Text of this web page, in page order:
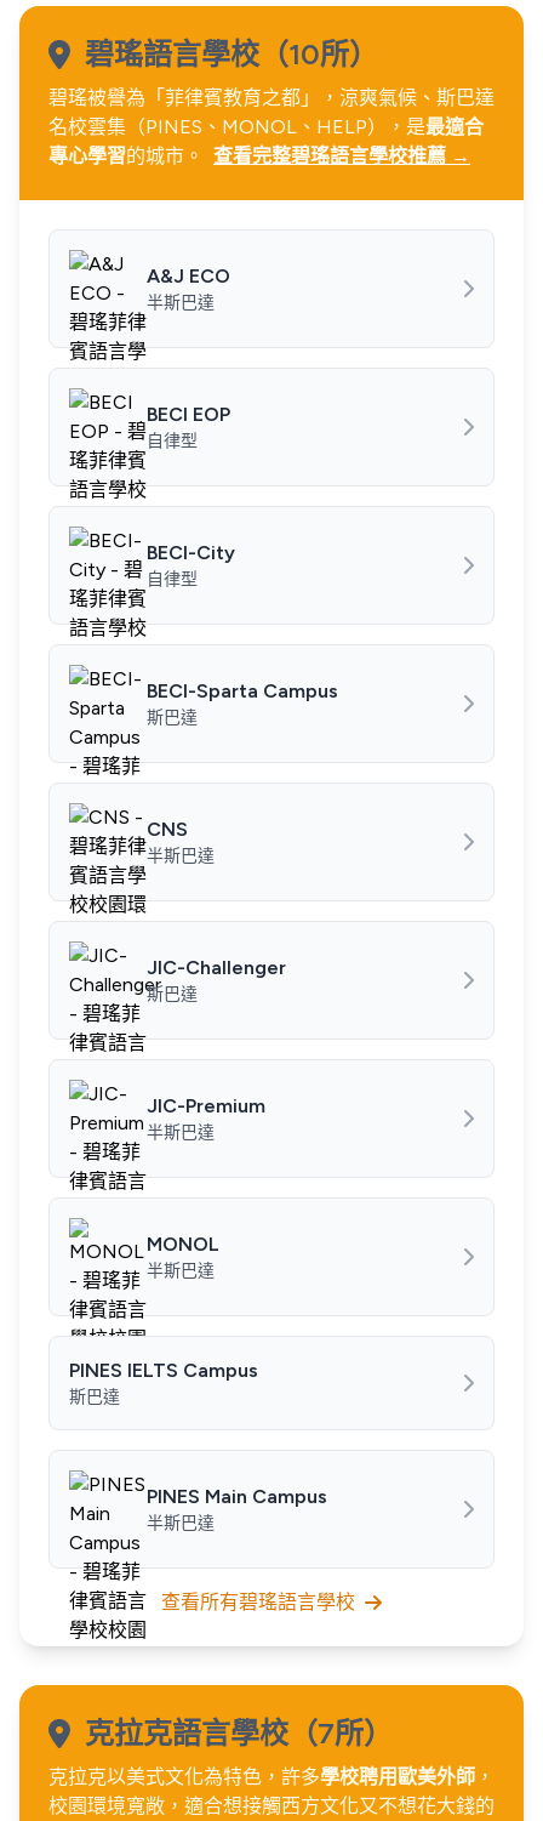
碧瑤語言學校（10所）
碧瑤被譽為「菲律賓教育之都」，涼爽氣候、斯巴達
名校雲集（PINES、MONOL、HELP），是最適合
專心學習的城市。 查看完整碧瑤語言學校推薦 →
A&J ECO
半斯巴達
BECI EOP
自律型
BECI-City
自律型
BECI-Sparta Campus
斯巴達
CNS
半斯巴達
JIC-Challenger
斯巴達
JIC-Premium
半斯巴達
MONOL
半斯巴達
PINES IELTS Campus
斯巴達
PINES Main Campus
半斯巴達
查看所有碧瑤語言學校
克拉克語言學校（7所）
克拉克以美式文化為特色，許多學校聘用歐美外師 ，
校園環境寬敞，適合想接觸西方文化又不想花大錢的